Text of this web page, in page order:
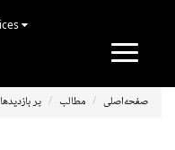
Toggle
صفحه‌اصلی مطالب پر بازدیدها